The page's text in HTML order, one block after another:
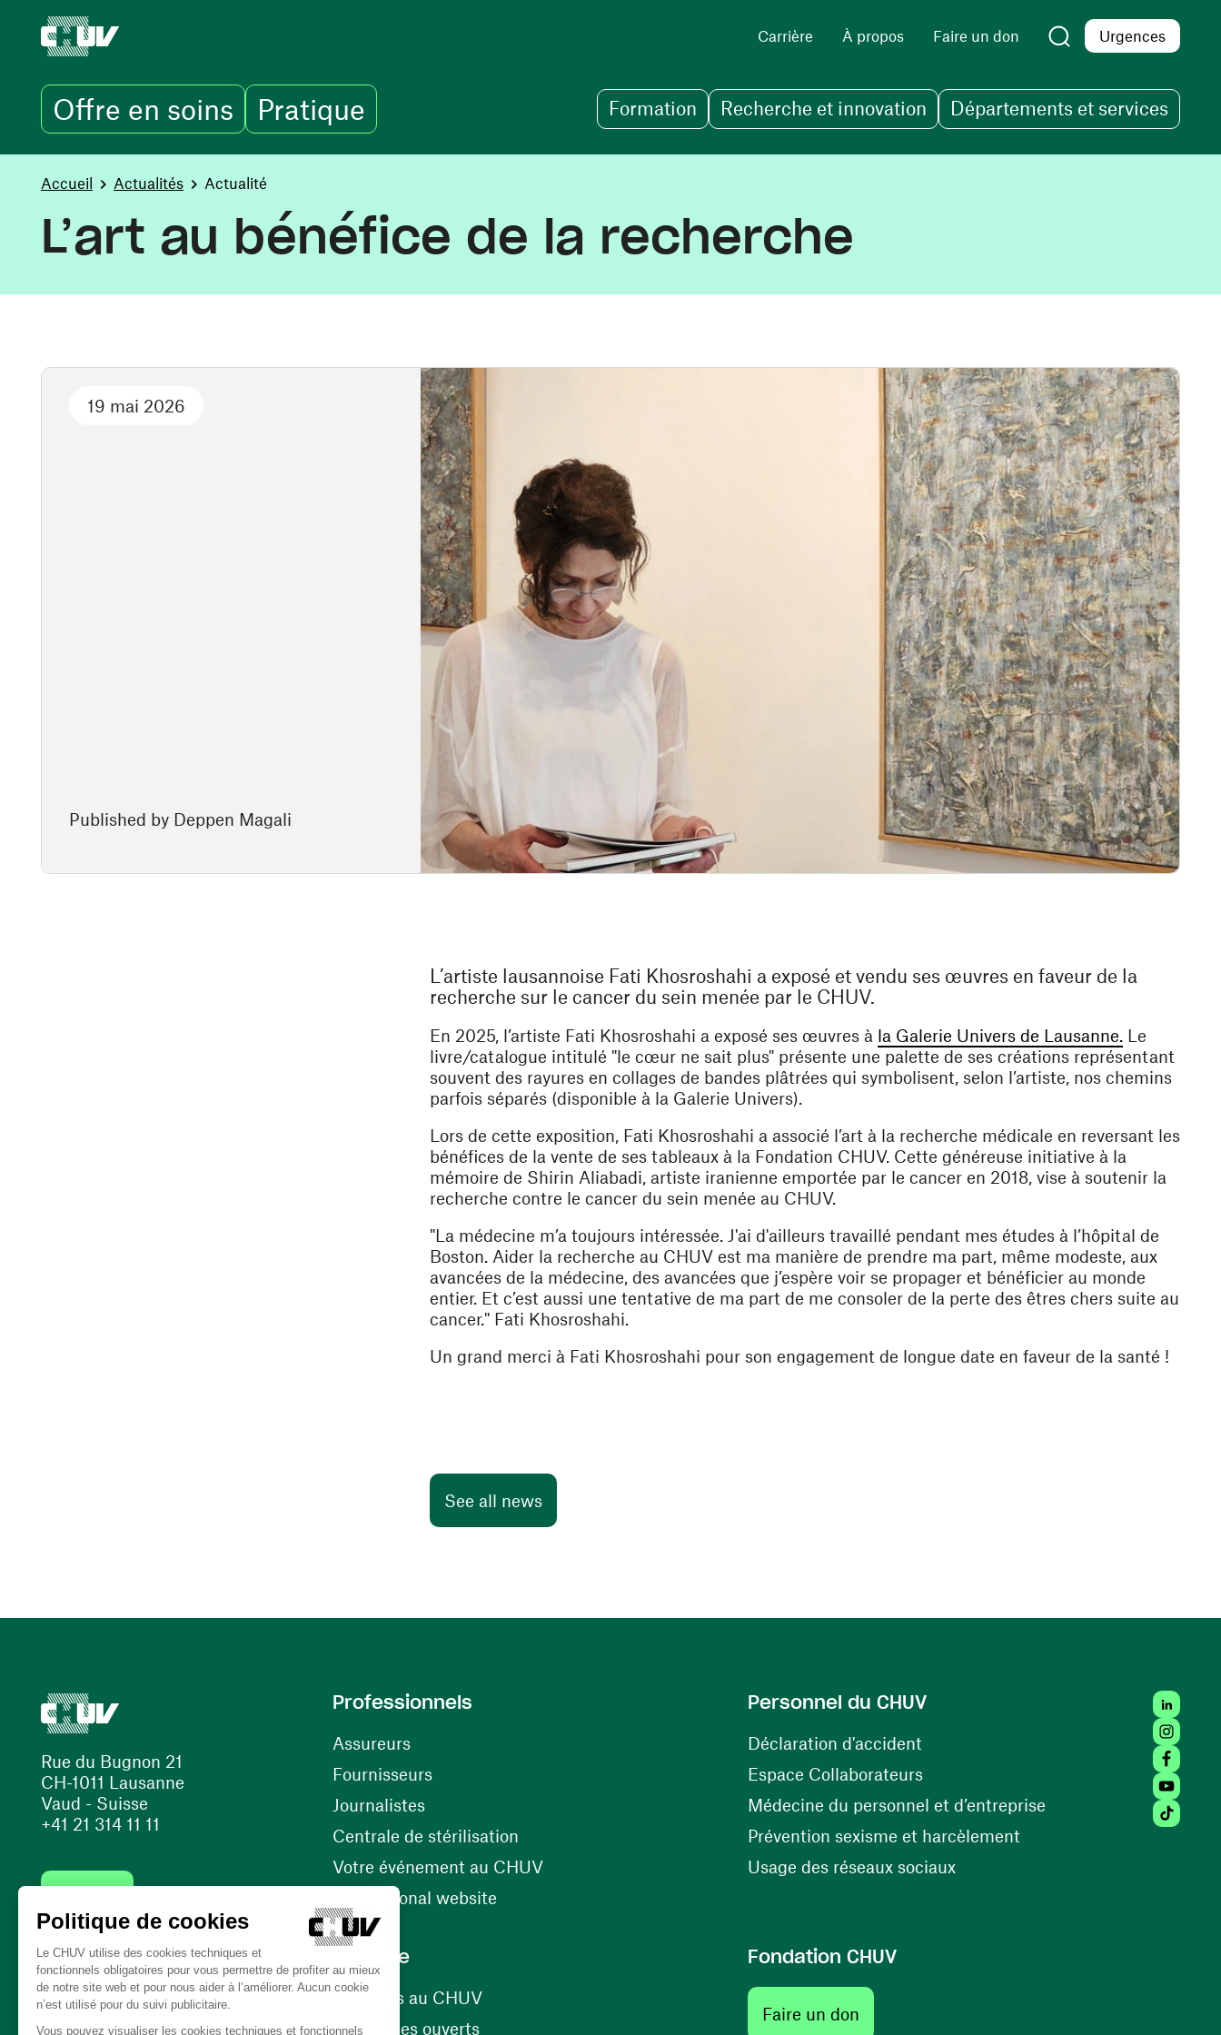
Carrière À propos Faire un don Urgences
Offre en soins Pratique Formation Recherche et innovation Départements et services
You are here:
Accueil Actualités Actualité
L’art au bénéfice de la recherche
Published by Deppen Magali
19 mai 2026
L’artiste lausannoise Fati Khosroshahi a exposé et vendu ses œuvres en faveur de la
recherche sur le cancer du sein menée par le CHUV.
En 2025, l’artiste Fati Khosroshahi a exposé ses œuvres à la Galerie Univers de Lausanne. (opens in a
Le
livre/catalogue intitulé "le cœur ne sait plus" présente une palette de ses créations représentant
souvent des rayures en collages de bandes plâtrées qui symbolisent, selon l’artiste, nos chemins
parfois séparés (disponible à la Galerie Univers).
Lors de cette exposition, Fati Khosroshahi a associé l’art à la recherche médicale en reversant les
bénéfices de la vente de ses tableaux à la Fondation CHUV. Cette généreuse initiative à la
mémoire de Shirin Aliabadi, artiste iranienne emportée par le cancer en 2018, vise à soutenir la
recherche contre le cancer du sein menée au CHUV.
"La médecine m’a toujours intéressée. J'ai d'ailleurs travaillé pendant mes études à l’hôpital de
Boston. Aider la recherche au CHUV est ma manière de prendre ma part, même modeste, aux
avancées de la médecine, des avancées que j’espère voir se propager et bénéficier au monde
entier. Et c’est aussi une tentative de ma part de me consoler de la perte des êtres chers suite au
cancer." Fati Khosroshahi.
Un grand merci à Fati Khosroshahi pour son engagement de longue date en faveur de la santé !
See all news
Rue du Bugnon 21
CH-1011 Lausanne
Vaud - Suisse
+41 21 314 11 11
Professionnels
Assureurs
Fournisseurs(opens in a new window)
Journalistes
Centrale de stérilisation
Votre événement au CHUV(opens in a new window)
International website
Personnel du CHUV
Déclaration d'accident(opens in a new window)
Espace Collaborateurs(opens in a new window)
Médecine du personnel et d’entreprise(opens in a new
Prévention sexisme et harcèlement(opens in a new window)
Usage des réseaux sociaux(opens in a new window)
Carrière
Carrières au CHUV(opens in a new window)
Nos postes ouverts(opens in a new window)
Fondation CHUV
Faire un don
Tiktok